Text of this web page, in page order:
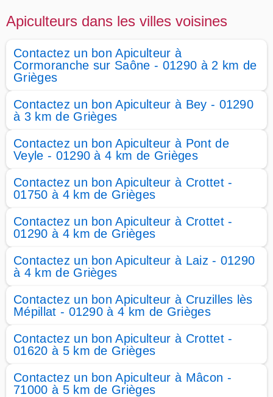
Apiculteurs dans les villes voisines
Contactez un bon Apiculteur à
Cormoranche sur Saône - 01290 à 2 km de
Grièges
Contactez un bon Apiculteur à Bey - 01290
à 3 km de Grièges
Contactez un bon Apiculteur à Pont de
Veyle - 01290 à 4 km de Grièges
Contactez un bon Apiculteur à Crottet -
01750 à 4 km de Grièges
Contactez un bon Apiculteur à Crottet -
01290 à 4 km de Grièges
Contactez un bon Apiculteur à Laiz - 01290
à 4 km de Grièges
Contactez un bon Apiculteur à Cruzilles lès
Mépillat - 01290 à 4 km de Grièges
Contactez un bon Apiculteur à Crottet -
01620 à 5 km de Grièges
Contactez un bon Apiculteur à Mâcon -
71000 à 5 km de Grièges